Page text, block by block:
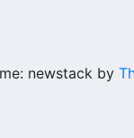
newstack by